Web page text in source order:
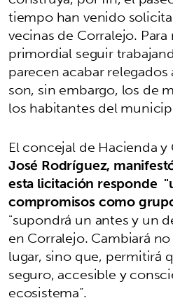
tiempo han venido
vecinas de Corralejo.
primordial seguir
parecen acabar
son, sin embargo, los de
los habitantes del
El concejal de Hacienda
José Rodríguez,
esta licitación responde
compromisos como
"supondrá un antes y un
en Corralejo. Cambiará
lugar, sino que, permitirá
seguro, accesible y
ecosistema”.